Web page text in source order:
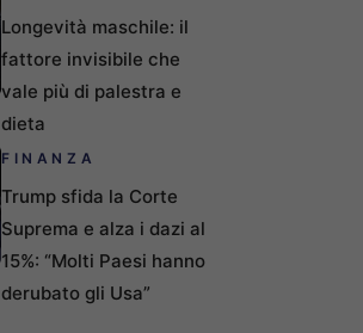
Longevità maschile: il
fattore invisibile che
vale più di palestra e
dieta
FINANZA
Trump sfida la Corte
Suprema e alza i dazi al
15%: “Molti Paesi hanno
derubato gli Usa”